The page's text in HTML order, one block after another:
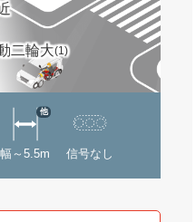
二輪大(1)
幅～5.5m
他
信号なし